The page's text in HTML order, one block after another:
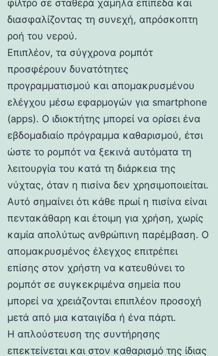
φίλτρο σε σταθερά χαμηλά επίπεδα και
διασφαλίζοντας τη συνεχή, απρόσκοπτη
ροή του νερού.
Επιπλέον, τα σύγχρονα ρομπότ
προσφέρουν δυνατότητες
προγραμματισμού και απομακρυσμένου
ελέγχου μέσω εφαρμογών για smartphone
(apps). Ο ιδιοκτήτης μπορεί να ορίσει ένα
εβδομαδιαίο πρόγραμμα καθαρισμού, έτσι
ώστε το ρομπότ να ξεκινά αυτόματα τη
λειτουργία του κατά τη διάρκεια της
νύχτας, όταν η πισίνα δεν χρησιμοποιείται.
Αυτό σημαίνει ότι κάθε πρωί η πισίνα είναι
πεντακάθαρη και έτοιμη για χρήση, χωρίς
καμία απολύτως ανθρώπινη παρέμβαση. Ο
απομακρυσμένος έλεγχος επιτρέπει
επίσης στον χρήστη να κατευθύνει το
ρομπότ σε συγκεκριμένα σημεία που
μπορεί να χρειάζονται επιπλέον προσοχή
μετά από μια καταιγίδα ή ένα πάρτι.
Η απλούστευση της συντήρησης
επεκτείνεται και στον καθαρισμό της ίδιας